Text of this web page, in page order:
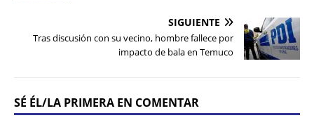
SIGUIENTE
Tras discusión con su vecino, hombre fallece por
impacto de bala en Temuco
SÉ ÉL/LA PRIMERA EN COMENTAR